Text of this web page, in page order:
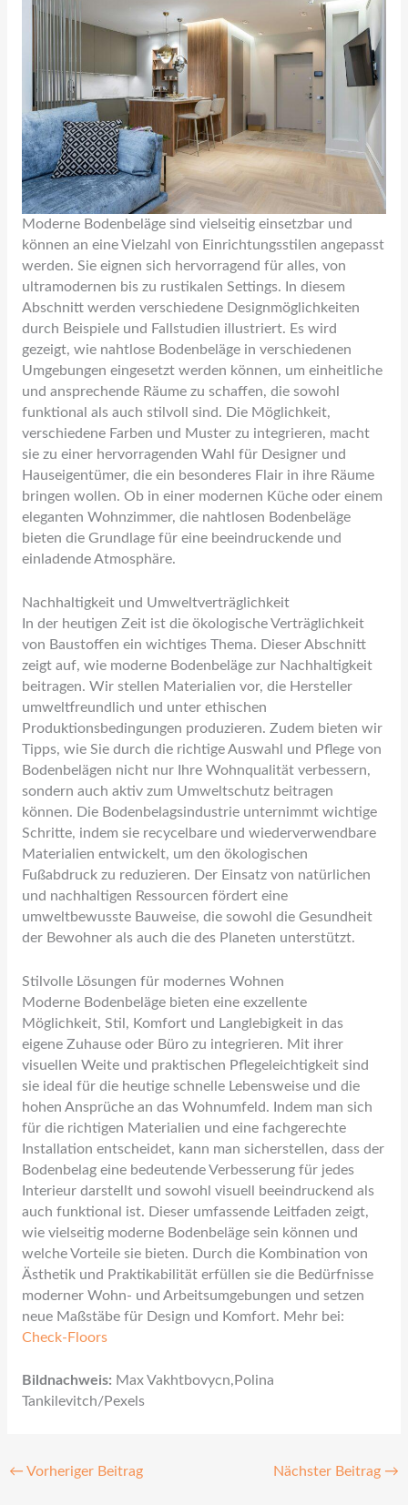
Moderne Bodenbeläge sind vielseitig einsetzbar und
können an eine Vielzahl von Einrichtungsstilen angepasst
werden. Sie eignen sich hervorragend für alles, von
ultramodernen bis zu rustikalen Settings. In diesem
Abschnitt werden verschiedene Designmöglichkeiten
durch Beispiele und Fallstudien illustriert. Es wird
gezeigt, wie nahtlose Bodenbeläge in verschiedenen
Umgebungen eingesetzt werden können, um einheitliche
und ansprechende Räume zu schaffen, die sowohl
funktional als auch stilvoll sind. Die Möglichkeit,
verschiedene Farben und Muster zu integrieren, macht
sie zu einer hervorragenden Wahl für Designer und
Hauseigentümer, die ein besonderes Flair in ihre Räume
bringen wollen. Ob in einer modernen Küche oder einem
eleganten Wohnzimmer, die nahtlosen Bodenbeläge
bieten die Grundlage für eine beeindruckende und
einladende Atmosphäre.
Nachhaltigkeit und Umweltverträglichkeit
In der heutigen Zeit ist die ökologische Verträglichkeit
von Baustoffen ein wichtiges Thema. Dieser Abschnitt
zeigt auf, wie moderne Bodenbeläge zur Nachhaltigkeit
beitragen. Wir stellen Materialien vor, die Hersteller
umweltfreundlich und unter ethischen
Produktionsbedingungen produzieren. Zudem bieten wir
Tipps, wie Sie durch die richtige Auswahl und Pflege von
Bodenbelägen nicht nur Ihre Wohnqualität verbessern,
sondern auch aktiv zum Umweltschutz beitragen
können. Die Bodenbelagsindustrie unternimmt wichtige
Schritte, indem sie recycelbare und wiederverwendbare
Materialien entwickelt, um den ökologischen
Fußabdruck zu reduzieren. Der Einsatz von natürlichen
und nachhaltigen Ressourcen fördert eine
umweltbewusste Bauweise, die sowohl die Gesundheit
der Bewohner als auch die des Planeten unterstützt.
Stilvolle Lösungen für modernes Wohnen
Moderne Bodenbeläge bieten eine exzellente
Möglichkeit, Stil, Komfort und Langlebigkeit in das
eigene Zuhause oder Büro zu integrieren. Mit ihrer
visuellen Weite und praktischen Pflegeleichtigkeit sind
sie ideal für die heutige schnelle Lebensweise und die
hohen Ansprüche an das Wohnumfeld. Indem man sich
für die richtigen Materialien und eine fachgerechte
Installation entscheidet, kann man sicherstellen, dass der
Bodenbelag eine bedeutende Verbesserung für jedes
Interieur darstellt und sowohl visuell beeindruckend als
auch funktional ist. Dieser umfassende Leitfaden zeigt,
wie vielseitig moderne Bodenbeläge sein können und
welche Vorteile sie bieten. Durch die Kombination von
Ästhetik und Praktikabilität erfüllen sie die Bedürfnisse
moderner Wohn- und Arbeitsumgebungen und setzen
neue Maßstäbe für Design und Komfort. Mehr bei:
Check-Floors
Bildnachweis: Max Vakhtbovycn,Polina
Tankilevitch/Pexels
← Vorheriger Beitrag Nächster Beitrag →